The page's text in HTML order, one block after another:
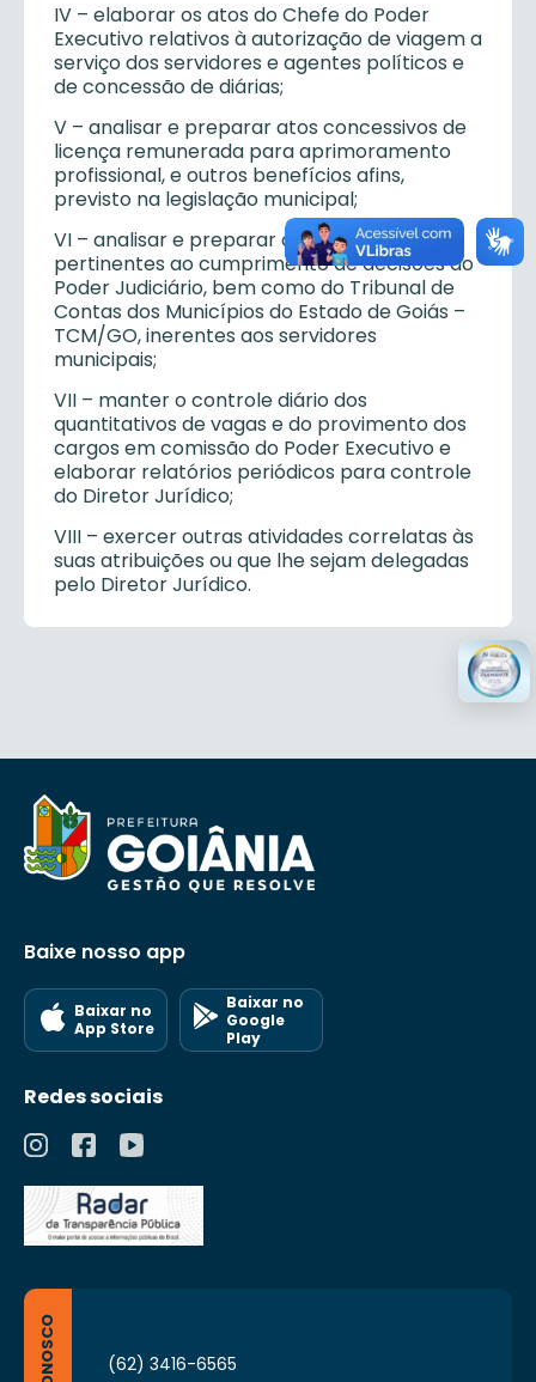
IV – elaborar os atos do Chefe do Poder
Executivo relativos à autorização de viagem a
serviço dos servidores e agentes políticos e
de concessão de diárias;
V – analisar e preparar atos concessivos de
licença remunerada para aprimoramento
profissional, e outros benefícios afins,
previsto na legislação municipal;
VI – analisar e preparar decretos
pertinentes ao cumprimento de decisões do
Poder Judiciário, bem como do Tribunal de
Contas dos Municípios do Estado de Goiás –
TCM/GO, inerentes aos servidores
municipais;
VII – manter o controle diário dos
quantitativos de vagas e do provimento dos
cargos em comissão do Poder Executivo e
elaborar relatórios periódicos para controle
do Diretor Jurídico;
VIII – exercer outras atividades correlatas às
suas atribuições ou que lhe sejam delegadas
pelo Diretor Jurídico.
Baixe nosso app
Baixar no
App Store
Baixar no
Google
Play
Redes sociais
(62) 3416-6565